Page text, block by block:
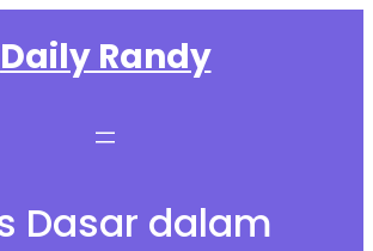
Daily Randy
Dasar dalam